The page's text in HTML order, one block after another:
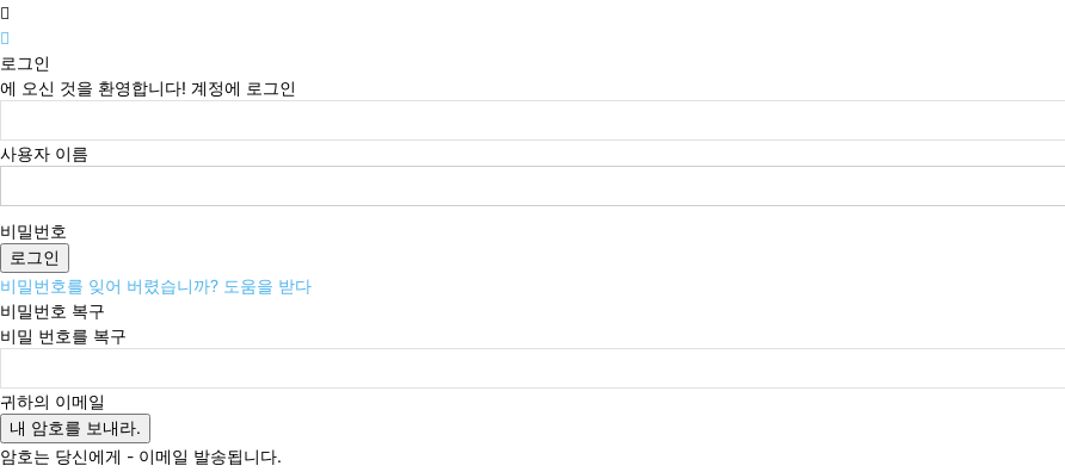
로그인
에 오신 것을 환영합니다! 계정에 로그인
사용자 이름
비밀번호
비밀번호를 잊어 버렸습니까? 도움을 받다
비밀번호 복구
비밀 번호를 복구
귀하의 이메일
암호는 당신에게 - 이메일 발송됩니다.